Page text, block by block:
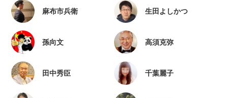
麻布市兵衛 生田よしかつ
孫向文 高須克弥
田中秀臣 千葉麗子